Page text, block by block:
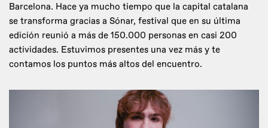
Barcelona. Hace ya mucho tiempo que la capital catalana
se transforma gracias a Sónar, festival que en su última
edición reunió a más de 150.000 personas en casi 200
actividades. Estuvimos presentes una vez más y te
contamos los puntos más altos del encuentro.